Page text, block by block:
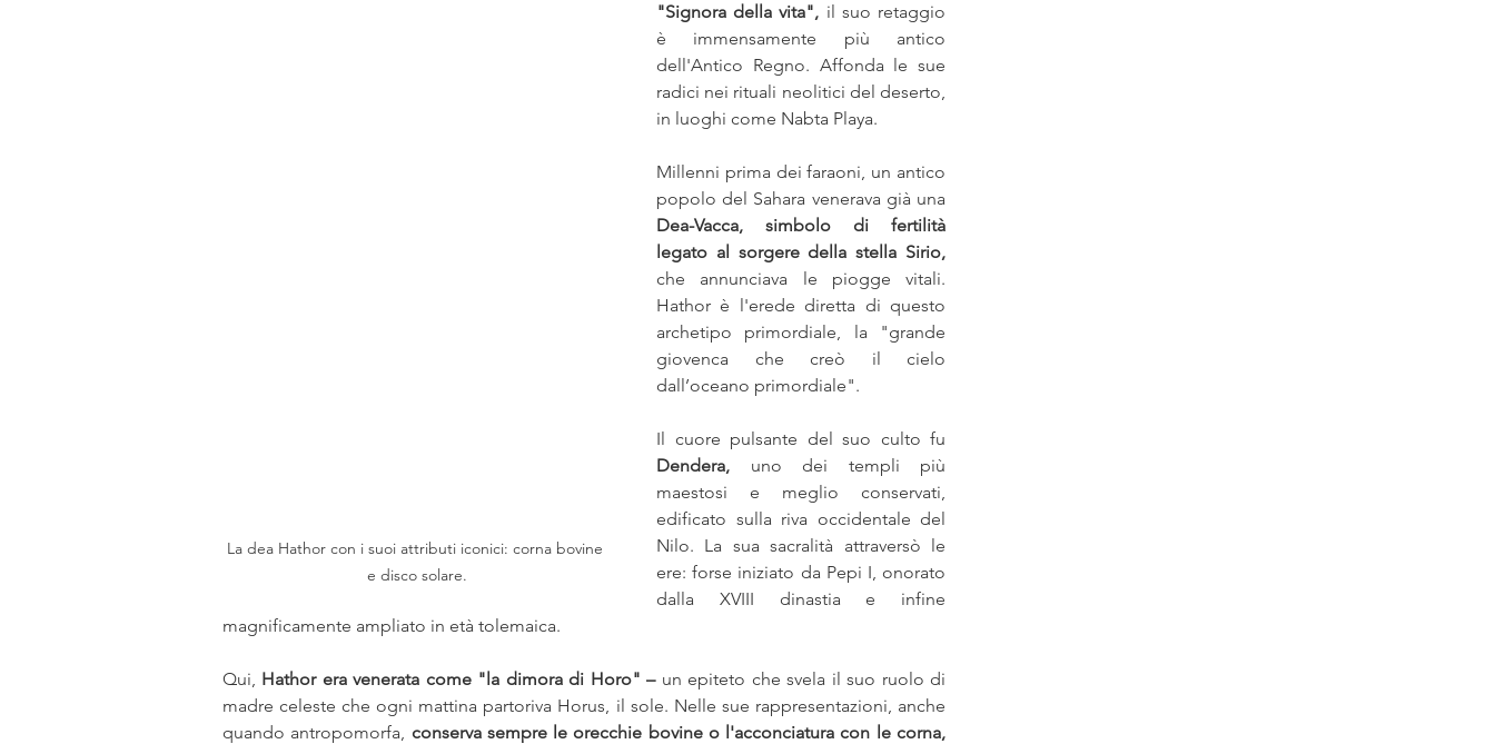
serie tv film fumetti comics
Riserve indiane diavolo, esorcismi
La dea Hathor con i suoi attributi iconici: corna bovine
e disco solare.
"Signora della vita", il suo retaggio
è immensamente più antico
dell'Antico Regno. Affonda le sue
radici nei rituali neolitici del deserto,
in luoghi come Nabta Playa.
Millenni prima dei faraoni, un antico
Dea-Vacca, simbolo di fertilità
che annunciava le piogge vitali.
Hathor è l'erede diretta di questo
archetipo primordiale, la "grande
giovenca che creò il cielo
dall’oceano primordiale".
Dendera, uno dei templi più
maestosi e meglio conservati,
edificato sulla riva occidentale del
Nilo. La sua sacralità attraversò le
ere: forse iniziato da Pepi I, onorato
dalla XVIII dinastia e infine
magnificamente ampliato in età tolemaica.
Qui, Hathor era venerata come "la dimora di Horo" – un epiteto che svela il suo ruolo di
madre celeste che ogni mattina partoriva Horus, il sole. Nelle sue rappresentazioni, anche
quando antropomorfa, conserva sempre le orecchie bovine o l'acconciatura con le corna,